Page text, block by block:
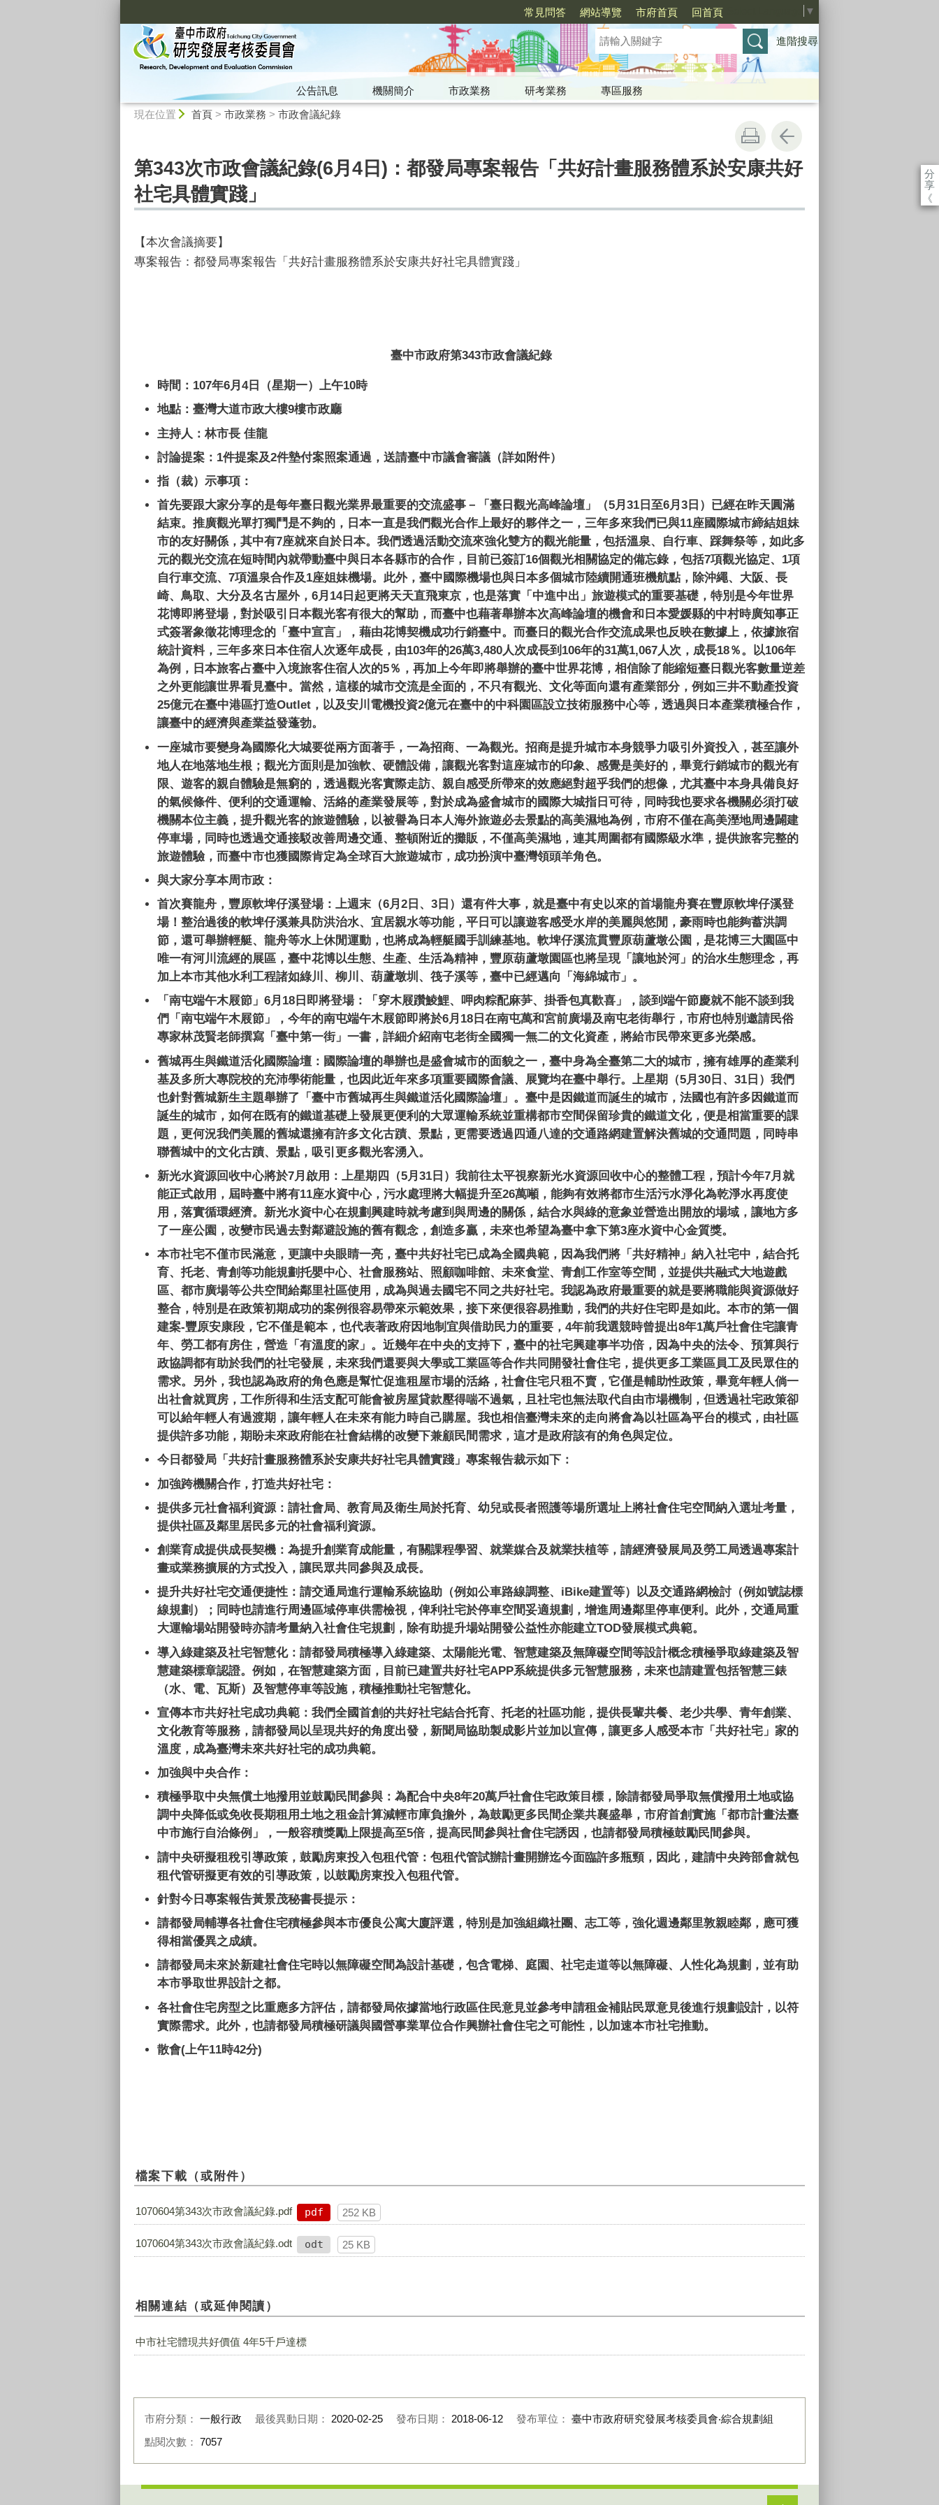
常見問答 網站導覽 市府首頁 回首頁 ▼
進階搜尋
公告訊息 機關簡介 市政業務 研考業務
專區服務
現在位置 首頁> 市政業務 > 市政會議紀錄
分
享
《
第343次市政會議紀錄(6月4日)：都發局專案報告「共好計畫服務體系於安康共好
社宅具體實踐」
【本次會議摘要】
專案報告：都發局專案報告「共好計畫服務體系於安康共好社宅具體實踐」
臺中市政府第343市政會議紀錄
時間： 107年6月 4日（星期一）上午10時
地點：臺灣大道市政大樓9樓市政廳
主持人：林市長 佳龍
討論提案： 1件提案及2件墊付案照案通過，送請臺中市議會審議（詳如附件）
指（裁）示事項：
首先要跟大家分享的是每年臺日觀光業界最重要的交流盛事－「臺日觀光高峰論壇」（5月 31 日至6月 3 日）已經在昨天圓滿
結束。推廣觀光單打獨鬥是不夠的，日本一直是我們觀光合作上最好的夥伴之一，三年多來我們已與11座國際城市締結姐妹
市的友好關係，其中有7座就來自於日本。我們透過活動交流來強化雙方的觀光能量，包括溫泉、自行車、踩舞祭等，如此多
元的觀光交流在短時間內就帶動臺中與日本各縣市的合作，目前已簽訂16個觀光相關協定的備忘錄，包括7項觀光協定、 1項
自行車交流、 7項溫泉合作及1座姐妹機場。此外，臺中國際機場也與日本多個城市陸續開通班機航點，除沖繩、大阪、長
崎、鳥取、大分及名古屋外， 6月 14日起更將天天直飛東京，也是落實「中進中出」旅遊模式的重要基礎，特別是今年世界
花博即將登場，對於吸引日本觀光客有很大的幫助，而臺中也藉著舉辦本次高峰論壇的機會和日本愛媛縣的中村時廣知事正
式簽署象徵花博理念的「臺中宣言」，藉由花博契機成功行銷臺中。而臺日的觀光合作交流成果也反映在數據上，依據旅宿
統計資料，三年多來日本住宿人次逐年成長，由103年的26萬3,480人次成長到 106年的31萬1,067人次，成長18％。以106年
為例，日本旅客占臺中入境旅客住宿人次的5％，再加上今年即將舉辦的臺中世界花博，相信除了能縮短臺日觀光客數量逆差
之外更能讓世界看見臺中。當然，這樣的城市交流是全面的，不只有觀光、文化等面向還有產業部分，例如三井不動產投資
25億元在臺中港區打造Outlet ，以及安川電機投資2億元在臺中的中科園區設立技術服務中心等，透過與日本產業積極合作，
讓臺中的經濟與產業益發蓬勃。
一座城市要變身為國際化大城要從兩方面著手，一為招商、一為觀光。招商是提升城市本身競爭力吸引外資投入，甚至讓外
地人在地落地生根；觀光方面則是加強軟、硬體設備，讓觀光客對這座城市的印象、感覺是美好的，畢竟行銷城市的觀光有
限、遊客的親自體驗是無窮的，透過觀光客實際走訪、親自感受所帶來的效應絕對超乎我們的想像，尤其臺中本身具備良好
的氣候條件、便利的交通運輸、活絡的產業發展等，對於成為盛會城市的國際大城指日可待，同時我也要求各機關必須打破
機關本位主義，提升觀光客的旅遊體驗，以被譽為日本人海外旅遊必去景點的高美濕地為例，市府不僅在高美溼地周邊闢建
停車場，同時也透過交通接駁改善周邊交通、整頓附近的攤販，不僅高美濕地，連其周圍都有國際級水準，提供旅客完整的
旅遊體驗，而臺中市也獲國際肯定為全球百大旅遊城市，成功扮演中臺灣領頭羊角色。
與大家分享本周市政：
首次賽龍舟，豐原軟埤仔溪登場：上週末（6月 2 日、 3 日）還有件大事，就是臺中有史以來的首場龍舟賽在豐原軟埤仔溪登
場！整治過後的軟埤仔溪兼具防洪治水、宜居親水等功能，平日可以讓遊客感受水岸的美麗與悠閒，豪雨時也能夠蓄洪調
節，還可舉辦輕艇、龍舟等水上休閒運動，也將成為輕艇國手訓練基地。軟埤仔溪流貫豐原葫蘆墩公園，是花博三大園區中
唯一有河川流經的展區，臺中花博以生態、生產、生活為精神，豐原葫蘆墩園區也將呈現「讓地於河」的治水生態理念，再
加上本市其他水利工程諸如綠川、柳川、葫蘆墩圳、筏子溪等，臺中已經邁向「海綿城市」。
「南屯端午木屐節」 6月 18 日即將登場：「穿木屐躦鯪鯉、呷肉粽配麻芛、掛香包真歡喜」，談到端午節慶就不能不談到我
們「南屯端午木屐節」，今年的南屯端午木屐節即將於6月 18 日在南屯萬和宮前廣場及南屯老街舉行，市府也特別邀請民俗
專家林茂賢老師撰寫「臺中第一街」一書，詳細介紹南屯老街全國獨一無二的文化資產，將給市民帶來更多光榮感。
舊城再生與鐵道活化國際論壇：國際論壇的舉辦也是盛會城市的面貌之一，臺中身為全臺第二大的城市，擁有雄厚的產業利
基及多所大專院校的充沛學術能量，也因此近年來多項重要國際會議、展覽均在臺中舉行。上星期（5 月 30 日、 31 日）我們
也針對舊城新生主題舉辦了「臺中市舊城再生與鐵道活化國際論壇」。臺中是因鐵道而誕生的城市，法國也有許多因鐵道而
誕生的城市，如何在既有的鐵道基礎上發展更便利的大眾運輸系統並重構都市空間保留珍貴的鐵道文化，便是相當重要的課
題，更何況我們美麗的舊城還擁有許多文化古蹟、景點，更需要透過四通八達的交通路網建置解決舊城的交通問題，同時串
聯舊城中的文化古蹟、景點，吸引更多觀光客湧入。
新光水資源回收中心將於7月啟用：上星期四（5月 31 日）我前往太平視察新光水資源回收中心的整體工程，預計今年7月就
能正式啟用，屆時臺中將有11座水資中心，污水處理將大幅提升至26萬噸，能夠有效將都市生活污水淨化為乾淨水再度使
用，落實循環經濟。新光水資中心在規劃興建時就考慮到與周邊的關係，結合水與綠的意象並營造出開放的場域，讓地方多
了一座公園，改變市民過去對鄰避設施的舊有觀念，創造多贏，未來也希望為臺中拿下第3座水資中心金質獎。
本市社宅不僅市民滿意，更讓中央眼睛一亮，臺中共好社宅已成為全國典範，因為我們將「共好精神」納入社宅中，結合托
育、托老、青創等功能規劃托嬰中心、社會服務站、照顧咖啡館、未來食堂、青創工作室等空間，並提供共融式大地遊戲
區、都市廣場等公共空間給鄰里社區使用，成為與過去國宅不同之共好社宅。我認為政府最重要的就是要將職能與資源做好
整合，特別是在政策初期成功的案例很容易帶來示範效果，接下來便很容易推動，我們的共好住宅即是如此。本市的第一個
建案-豐原安康段，它不僅是範本，也代表著政府因地制宜與借助民力的重要， 4年前我選競時曾提出8年1萬戶社會住宅讓青
年、勞工都有房住，營造「有溫度的家」。近幾年在中央的支持下，臺中的社宅興建事半功倍，因為中央的法令、預算與行
政協調都有助於我們的社宅發展，未來我們還要與大學或工業區等合作共同開發社會住宅，提供更多工業區員工及民眾住的
需求。另外，我也認為政府的角色應是幫忙促進租屋市場的活絡，社會住宅只租不賣，它僅是輔助性政策，畢竟年輕人倘一
出社會就買房，工作所得和生活支配可能會被房屋貸款壓得喘不過氣，且社宅也無法取代自由市場機制，但透過社宅政策卻
可以給年輕人有過渡期，讓年輕人在未來有能力時自己購屋。我也相信臺灣未來的走向將會為以社區為平台的模式，由社區
提供許多功能，期盼未來政府能在社會結構的改變下兼顧民間需求，這才是政府該有的角色與定位。
今日都發局「共好計畫服務體系於安康共好社宅具體實踐」專案報告裁示如下：
加強跨機關合作，打造共好社宅：
提供多元社會福利資源：請社會局、教育局及衛生局於托育、幼兒或長者照護等場所選址上將社會住宅空間納入選址考量，
提供社區及鄰里居民多元的社會福利資源。
創業育成提供成長契機：為提升創業育成能量，有關課程學習、就業媒合及就業扶植等，請經濟發展局及勞工局透過專案計
畫或業務擴展的方式投入，讓民眾共同參與及成長。
提升共好社宅交通便捷性：請交通局進行運輸系統協助（例如公車路線調整、 iBike建置等）以及交通路網檢討（例如號誌標
線規劃）；同時也請進行周邊區域停車供需檢視，俾利社宅於停車空間妥適規劃，增進周邊鄰里停車便利。此外，交通局重
大運輸場站開發時亦請考量納入社會住宅規劃，除有助提升場站開發公益性亦能建立TOD發展模式典範。
導入綠建築及社宅智慧化：請都發局積極導入綠建築、太陽能光電、智慧建築及無障礙空間等設計概念積極爭取綠建築及智
慧建築標章認證。例如，在智慧建築方面，目前已建置共好社宅APP系統提供多元智慧服務，未來也請建置包括智慧三錶
（水、電、瓦斯）及智慧停車等設施，積極推動社宅智慧化。
宣傳本市共好社宅成功典範：我們全國首創的共好社宅結合托育、托老的社區功能，提供長輩共餐、老少共學、青年創業、
文化教育等服務，請都發局以呈現共好的角度出發，新聞局協助製成影片並加以宣傳，讓更多人感受本市「共好社宅」家的
溫度，成為臺灣未來共好社宅的成功典範。
加強與中央合作：
積極爭取中央無償土地撥用並鼓勵民間參與：為配合中央8年20萬戶社會住宅政策目標，除請都發局爭取無償撥用土地或協
調中央降低或免收長期租用土地之租金計算減輕市庫負擔外，為鼓勵更多民間企業共襄盛舉，市府首創實施「都市計畫法臺
中市施行自治條例」，一般容積獎勵上限提高至5倍，提高民間參與社會住宅誘因，也請都發局積極鼓勵民間參與。
請中央研擬租稅引導政策，鼓勵房東投入包租代管：包租代管試辦計畫開辦迄今面臨許多瓶頸，因此，建請中央跨部會就包
租代管研擬更有效的引導政策，以鼓勵房東投入包租代管。
針對今日專案報告黃景茂秘書長提示：
請都發局輔導各社會住宅積極參與本市優良公寓大廈評選，特別是加強組織社團、志工等，強化週邊鄰里敦親睦鄰，應可獲
得相當優異之成績。
請都發局未來於新建社會住宅時以無障礙空間為設計基礎，包含電梯、庭園、社宅走道等以無障礙、人性化為規劃，並有助
本市爭取世界設計之都。
各社會住宅房型之比重應多方評估，請都發局依據當地行政區住民意見並參考申請租金補貼民眾意見後進行規劃設計，以符
實際需求。此外，也請都發局積極研議與國營事業單位合作興辦社會住宅之可能性，以加速本市社宅推動。
散會( 上午11時42分)
檔案下載（或附件）
1070604第343次市政會議紀錄.pdf pdf 252 KB
1070604第343次市政會議紀錄.odt odt 25 KB
相關連結（或延伸閱讀）
中市社宅體現共好價值 4年5千戶達標
市府分類： 一般行政 最後異動日期： 2020-02-25 發布日期： 2018-06-12 發布單位： 臺中市政府研究發展考核委員會‧綜合規劃組
點閱次數： 7057